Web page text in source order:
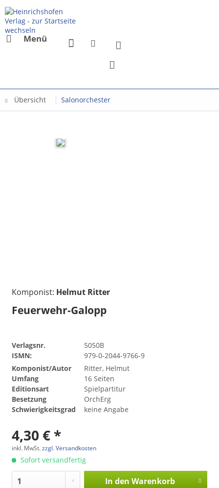
Menü
Übersicht Salonorchester
Komponist: Helmut Ritter
Feuerwehr-Galopp
Verlagsnr.
5050B
ISMN:
979-0-2044-9766-9
Komponist/Autor
Ritter, Helmut
Umfang
16 Seiten
Editionsart
Spielpartitur
Besetzung
OrchErg
Schwierigkeitsgrad
keine Angabe
4,30 € *
inkl. MwSt.zzgl. Versandkosten
Sofort versandfertig
In den Warenkorb